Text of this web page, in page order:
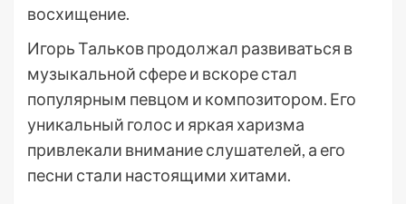
восхищение.
Игорь Тальков продолжал развиваться в
музыкальной сфере и вскоре стал
популярным певцом и композитором. Его
уникальный голос и яркая харизма
привлекали внимание слушателей, а его
песни стали настоящими хитами.